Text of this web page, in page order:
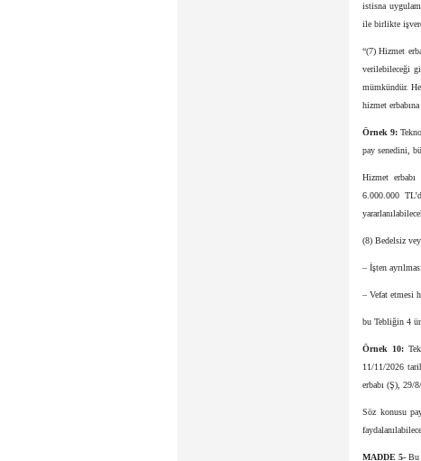
istisna
ile birlikte
“(7) Hizmet
verilebileceği
mümkündür.
hizmet
Örnek 9:
pay senedini,
Hizmet
6.000.000
(8) Bedelsiz
– İşten
– Vefat etmesi
bu Tebliğin 4
Örnek 10:
11/11/2026
erbabı (Ş), 29/
Söz konusu
MADDE 5- Bu